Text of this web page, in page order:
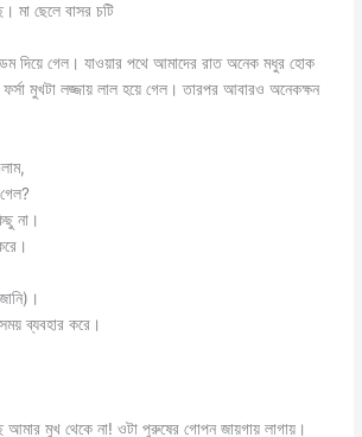
মা ছেলে বাসর চটি
দিয়ে গেল। যাওয়ার পথে আমাদের রাত অনেক মধুর হোক
মুখটা লজ্জায় লাল হয়ে গেল। তারপর আবারও অনেকক্ষন
না।
ব্যবহার করে।
আমার মুখ থেকে না! ওটা পুরুষের গোপন জায়গায় লাগায়।